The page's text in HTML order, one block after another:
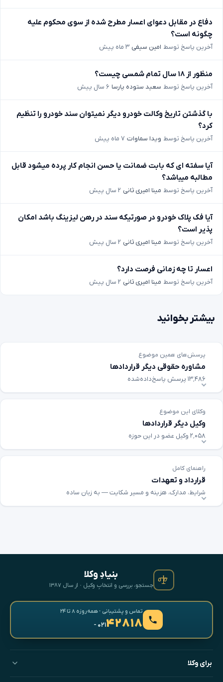
دفاع در مقابل دعوای اعسار مطرح شده از سوی محکوم علیه
چگونه است؟
آخرین پاسخ توسط امین سیفی ۳ ماه پیش
منظور از ۱۸ سال تمام شمسی چیست؟
آخرین پاسخ توسط سعید ستوده پارسا ۶ سال پیش
با گذشتن تاریخ وکالت خودرو دیگر نمیتوان سند خودرو را تنظیم
کرد؟
آخرین پاسخ توسط ویدا سماوات ۷ ماه پیش
آیا سفته ای که بابت ضمانت یا حسن انجام کار پرده میشود قابل
مطالبه میباشد؟
آخرین پاسخ توسط مینا امیری ثانی ۲ سال پیش
آیا فک پلاک خودرو در صورتیکه سند در رهن لیزینگ باشد امکان
پذیر است؟
آخرین پاسخ توسط مینا امیری ثانی ۲ سال پیش
اعسار تا چه زمانی فرصت دارد؟
آخرین پاسخ توسط مینا امیری ثانی ۲ سال پیش
بیشتر بخوانید
پرسش‌های همین موضوع
مشاوره حقوقی دیگر قراردادها
۱۳٬۴۸۶ پرسش پاسخ‌داده‌شده
وکلای این موضوع
وکیل دیگر قراردادها
۲٬۰۵۸ وکیل عضو در این حوزه
راهنمای کامل
قرارداد و تعهدات
شرایط، مدارک، هزینه و مسیر شکایت — به زبان ساده
بنیادِ وکلا
جستجو، بررسی و انتخابِ وکیل · از سال ۱۳۸۷
تماس و پشتیبانی · همه‌روزه ۸ تا ۲۴
۴۲۸۱۸- ۰۲۱
برای وکلا